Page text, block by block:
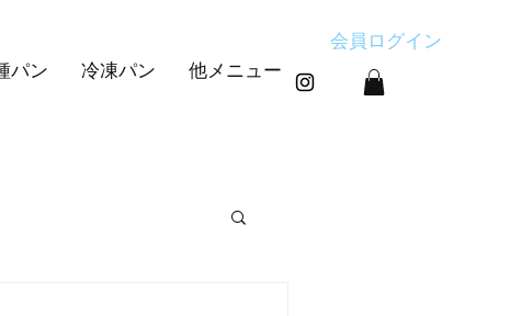
パン 冷凍パン 他メニュー
会員ログイン